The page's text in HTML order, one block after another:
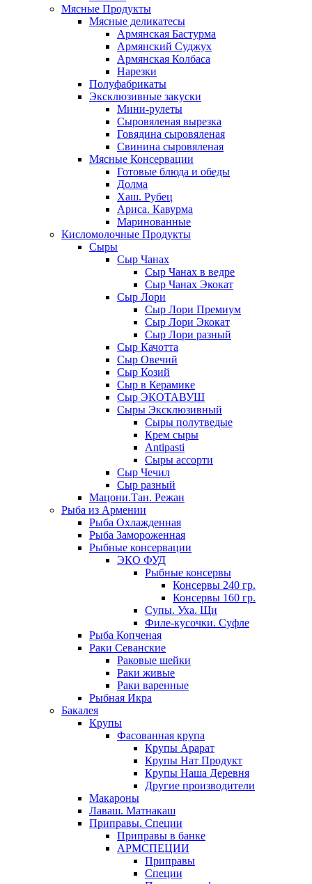
Мясные Продукты
Мясные деликатесы
Армянская Бастурма
Армянский Суджух
Армянская Колбаса
Нарезки
Полуфабрикаты
Эксклюзивные закуски
Мини-рулеты
Сыровяленая вырезка
Говядина сыровяленая
Свинина сыровяленая
Мясные Консервации
Готовые блюда и обеды
Долма
Хаш. Рубец
Ариса. Кавурма
Маринованные
Кисломолочные Продукты
Сыры
Сыр Чанах
Сыр Чанах в ведре
Сыр Чанах Экокат
Сыр Лори
Сыр Лори Премиум
Сыр Лори Экокат
Сыр Лори разный
Сыр Качотта
Сыр Овечий
Сыр Козий
Сыр в Керамике
Сыр ЭКОТАВУШ
Сыры Эксклюзивный
Сыры полутведые
Крем сыры
Antipasti
Сыры ассорти
Сыр Чечил
Сыр разный
Мацони.Тан. Режан
Рыба из Армении
Рыба Охлажденная
Рыба Замороженная
Рыбные консервации
ЭКО ФУД
Рыбные консервы
Консервы 240 гр.
Консервы 160 гр.
Супы. Уха. Щи
Филе-кусочки. Суфле
Рыба Копченая
Раки Севанские
Раковые шейки
Раки живые
Раки варенные
Рыбная Икра
Бакалея
Крупы
Фасованная крупа
Крупы Арарат
Крупы Нат Продукт
Крупы Наша Деревня
Другие производители
Макароны
Лаваш. Матнакаш
Приправы. Специи
Приправы в банке
АРМСПЕЦИИ
Приправы
Специи